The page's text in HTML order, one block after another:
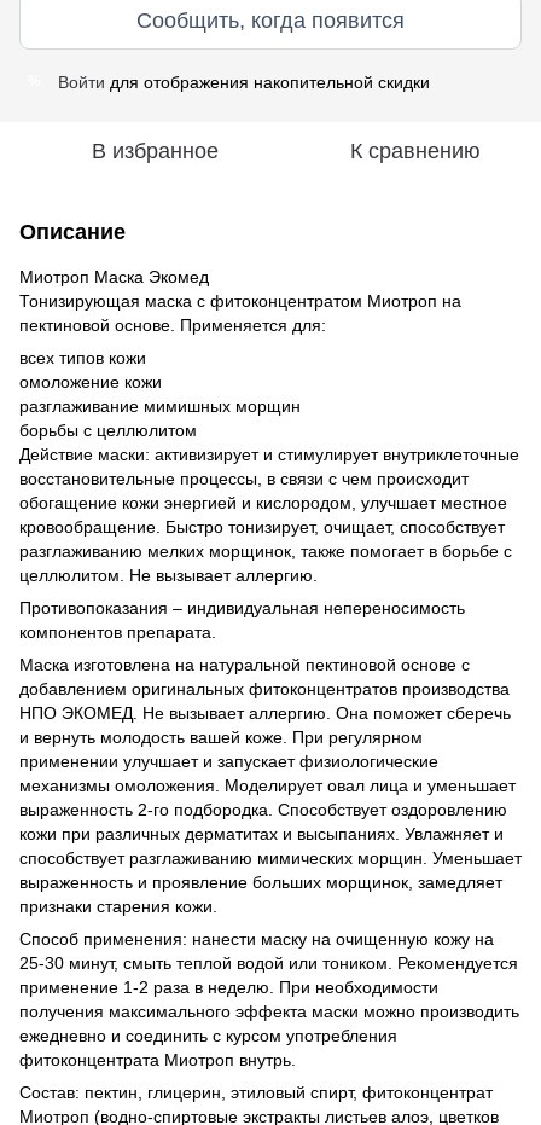
Сообщить, когда появится
Войти для отображения накопительной скидки
В избранное К сравнению
Описание
Миотроп Маска Экомед
Тонизирующая маска с фитоконцентратом Миотроп на
пектиновой основе. Применяется для:
всех типов кожи
омоложение кожи
разглаживание мимишных морщин
борьбы с целлюлитом
Действие маски: активизирует и стимулирует внутриклеточные
восстановительные процессы, в связи с чем происходит
обогащение кожи энергией и кислородом, улучшает местное
кровообращение. Быстро тонизирует, очищает, способствует
разглаживанию мелких морщинок, также помогает в борьбе с
целлюлитом. Не вызывает аллергию.
Противопоказания – индивидуальная непереносимость
компонентов препарата.
Маска изготовлена на натуральной пектиновой основе с
добавлением оригинальных фитоконцентратов производства
НПО ЭКОМЕД. Не вызывает аллергию. Она поможет сберечь
и вернуть молодость вашей коже. При регулярном
применении улучшает и запускает физиологические
механизмы омоложения. Моделирует овал лица и уменьшает
выраженность 2-го подбородка. Способствует оздоровлению
кожи при различных дерматитах и высыпаниях. Увлажняет и
способствует разглаживанию мимических морщин. Уменьшает
выраженность и проявление больших морщинок, замедляет
признаки старения кожи.
Способ применения: нанести маску на очищенную кожу на
25-30 минут, смыть теплой водой или тоником. Рекомендуется
применение 1-2 раза в неделю. При необходимости
получения максимального эффекта маски можно производить
ежедневно и соединить с курсом употребления
фитоконцентрата Миотроп внутрь.
Состав: пектин, глицерин, этиловый спирт, фитоконцентрат
Миотроп (водно-спиртовые экстракты листьев алоэ, цветков